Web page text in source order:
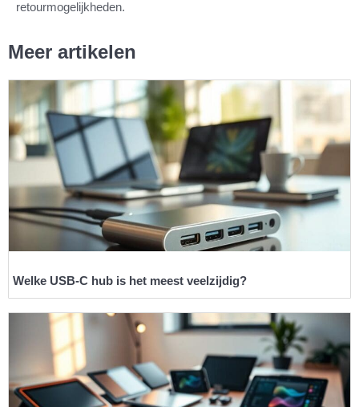
retourmogelijkheden.
Meer artikelen
Welke USB-C hub is het meest veelzijdig?